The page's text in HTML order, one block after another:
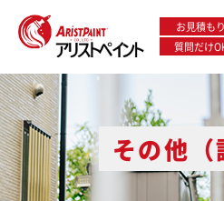
お見積もり
質問だけ
その他（